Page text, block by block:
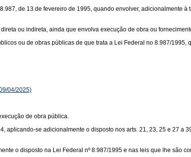
de 13 de fevereiro de 1995, quando envolver, adicionalmente
ou indireta, ainda que envolva execução de obra ou
ou de obras públicas de que trata a Lei Federal no 8.987/
04/2025)
de obra pública.
se adicionalmente o disposto nos arts. 21, 23, 25 e 27 a
o disposto na Lei Federal nº 8.987/1995 e nas leis que lhe são